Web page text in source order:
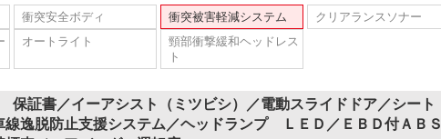
衝突安全ボディ 衝突被害軽減システム
クリアランスソナー
オートライト
頸部衝撃緩和ヘッドレス
ト
証書／イーアシスト（ミツビシ）／電動スライドドア／シート
逸脱防止支援システム／ヘッドランプ ＬＥＤ／ＥＢＤ付ＡＢＳ